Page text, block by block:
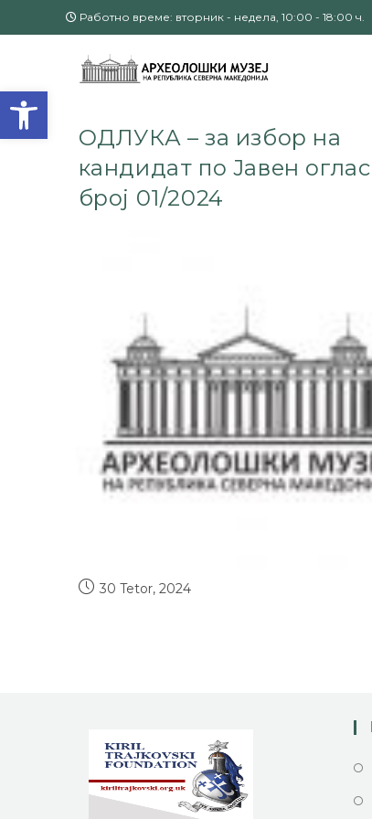
Open toolbar
Работно време: вторник - недела, 10:00 - 18:00 ч.
ОДЛУКА – за избор на
кандидат по Јавен оглас
број 01/2024
30 Tetor, 2024